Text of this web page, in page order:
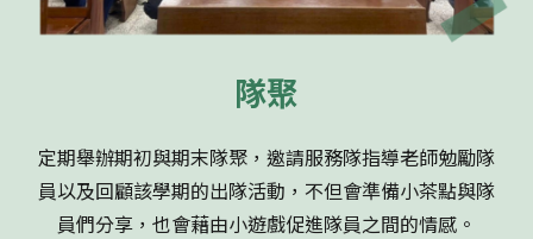
隊聚
定期舉辦期初與期末隊聚，邀請服務隊指導老師勉勵隊
員以及回顧該學期的出隊活動，不但會準備小茶點與隊
員們分享，也會藉由小遊戲促進隊員之間的情感。